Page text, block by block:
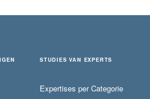
STUDIES VAN EXPERTS
Expertises per Categorie